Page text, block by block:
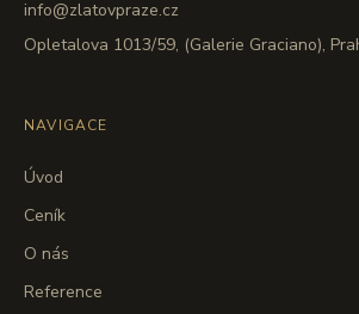
info@zlatovpraze.cz
Opletalova 1013/59, (Galerie Graciano),
NAVIGACE
Úvod
Ceník
O nás
Reference